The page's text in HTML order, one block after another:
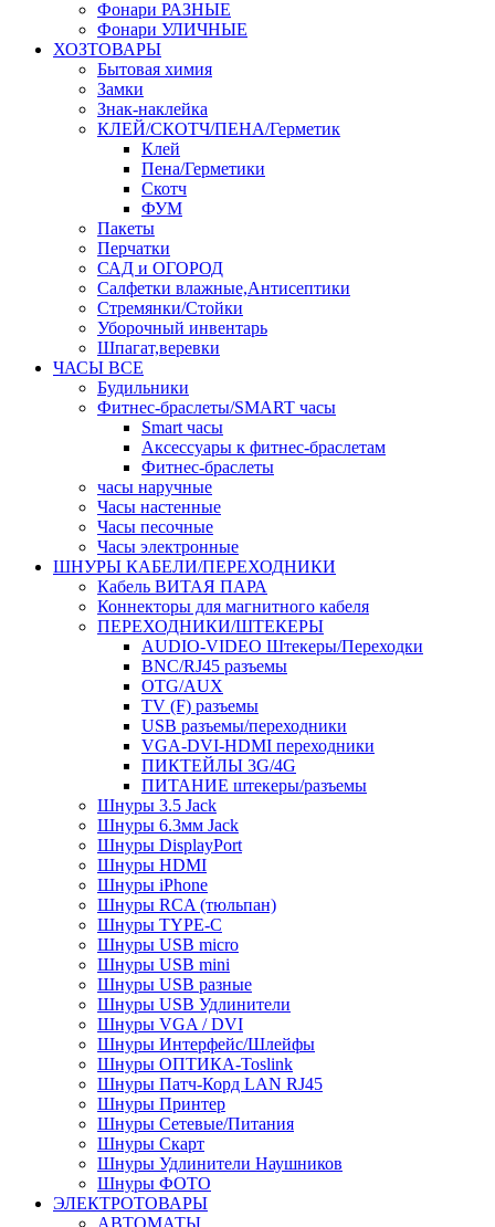
Фонари РАЗНЫЕ
Фонари УЛИЧНЫЕ
ХОЗТОВАРЫ
Бытовая химия
Замки
Знак-наклейка
КЛЕЙ/СКОТЧ/ПЕНА/Герметик
Клей
Пена/Герметики
Скотч
ФУМ
Пакеты
Перчатки
САД и ОГОРОД
Салфетки влажные,Антисептики
Стремянки/Стойки
Уборочный инвентарь
Шпагат,веревки
ЧАСЫ ВСЕ
Будильники
Фитнес-браслеты/SMART часы
Smart часы
Аксессуары к фитнес-браслетам
Фитнес-браслеты
часы наручные
Часы настенные
Часы песочные
Часы электронные
ШНУРЫ КАБЕЛИ/ПЕРЕХОДНИКИ
Кабель ВИТАЯ ПАРА
Коннекторы для магнитного кабеля
ПЕРЕХОДНИКИ/ШТЕКЕРЫ
AUDIO-VIDEO Штекеры/Переходки
BNC/RJ45 разъемы
OTG/AUX
TV (F) разъемы
USB разъемы/переходники
VGA-DVI-HDMI переходники
ПИКТЕЙЛЫ 3G/4G
ПИТАНИЕ штекеры/разъемы
Шнуры 3.5 Jack
Шнуры 6.3мм Jack
Шнуры DisplayPort
Шнуры HDMI
Шнуры iPhone
Шнуры RCA (тюльпан)
Шнуры TYPE-C
Шнуры USB micro
Шнуры USB mini
Шнуры USB разные
Шнуры USB Удлинители
Шнуры VGA / DVI
Шнуры Интерфейс/Шлейфы
Шнуры ОПТИКА-Toslink
Шнуры Патч-Корд LAN RJ45
Шнуры Принтер
Шнуры Сетевые/Питания
Шнуры Скарт
Шнуры Удлинители Наушников
Шнуры ФОТО
ЭЛЕКТРОТОВАРЫ
АВТОМАТЫ